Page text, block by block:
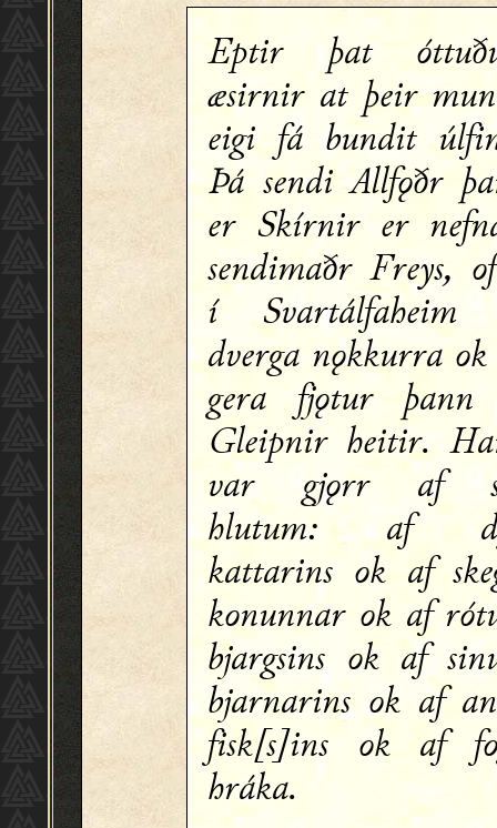
Eptir þat
æsirnir at þeir
eigi fá bundit
Þá sendi Allfǫðr
er Skírnir er
sendimaðr Freys,
í
dverga nǫkkurra
gera fjǫtur þann
Gleipnir heitir.
var gjǫrr af
hlutum: af
kattarins ok af
konunnar ok af
bjargsins ok af
bjarnarins ok af
fisk[s]ins ok af
hráka.